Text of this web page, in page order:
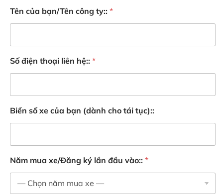
Tên của bạn/Tên công ty:: *
Số điện thoại liên hệ:: *
Biển số xe của bạn (dành cho tái tục)::
Năm mua xe/Đăng ký lần đầu vào:: *